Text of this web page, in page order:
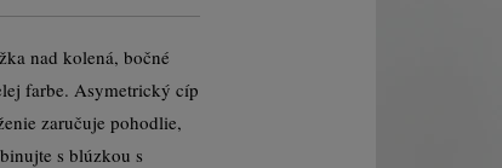
nad kolená, bočné
farbe. Asymetrický cíp
zaručuje pohodlie,
s blúzkou s